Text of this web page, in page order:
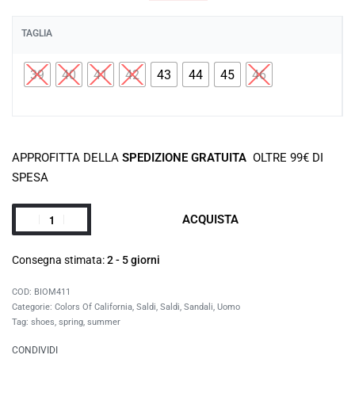
TAGLIA
39 40 41 42 43 44 45 46
APPROFITTA DELLA SPEDIZIONE GRATUITA OLTRE 99€ DI
SPESA
ACQUISTA
Consegna stimata:2 - 5 giorni
BIOM411
Categorie: Colors Of California, Saldi, Saldi, Sandali, Uomo
Tag: shoes, spring, summer
CONDIVIDI